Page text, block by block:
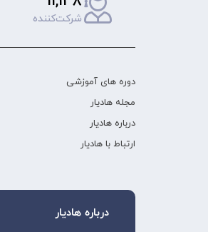
شرکت‌کننده
دوره های آموزشی
مجله هادیار
درباره هادیار
ارتباط با هادیار
درباره هادیار